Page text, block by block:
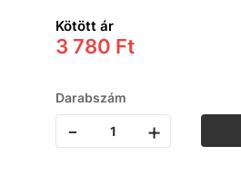
Kötött ár
3 780 Ft
Darabszám
- +